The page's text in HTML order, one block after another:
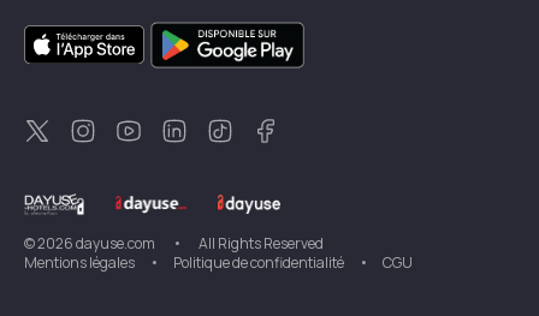
DayuseSingapour
DayuseSuède
DayuseThaïlande
DayuseNouvelle-Zélande
DayuseTurquie
©2026dayuse.com •
All Rights Reserved
Mentions légales
• Politique de confidentialité • CGU